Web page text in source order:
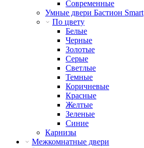
Современные
Умные двери Бастион Smart
По цвету
Белые
Черные
Золотые
Серые
Светлые
Темные
Коричневые
Красные
Желтые
Зеленые
Синие
Карнизы
Межкомнатные двери